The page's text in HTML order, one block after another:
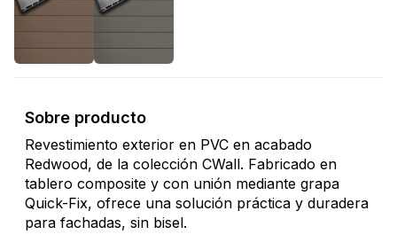
Sobre producto
Revestimiento exterior en PVC en acabado
Redwood, de la colección CWall. Fabricado en
tablero composite y con unión mediante grapa
Quick-Fix, ofrece una solución práctica y duradera
para fachadas, sin bisel.